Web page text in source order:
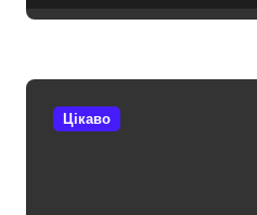
и
Цікаво